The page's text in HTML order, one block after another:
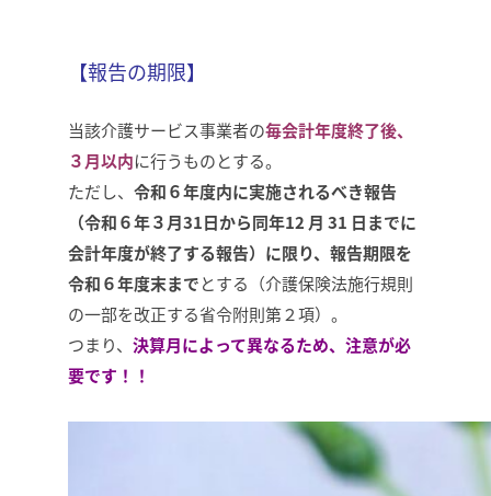
【報告の期限】
当該介護サービス事業者の毎会計年度終了後、
３月以内に行うものとする。
ただし、 令和６年度内に実施されるべき報告
（令和６年３月31日から同年12 月 31 日までに
会計年度が終了する報告）に限り、 報告期限を
令和６年度末までとする（介護保険法施行規則
の一部を改正する省令附則第２項）。
つまり、 決算月によって異なるため、注意が必
要です！！